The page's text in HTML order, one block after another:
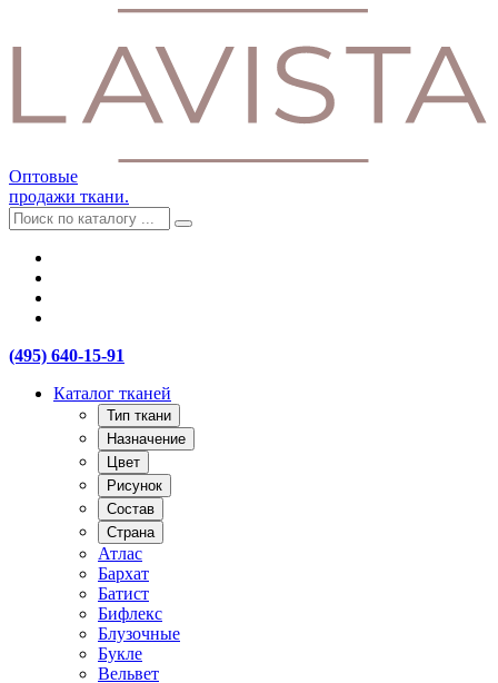
Оптовые
продажи ткани.
(495) 640-15-91
Каталог тканей
Тип ткани
Назначение
Цвет
Рисунок
Состав
Страна
Атлас
Бархат
Батист
Бифлекс
Блузочные
Букле
Вельвет